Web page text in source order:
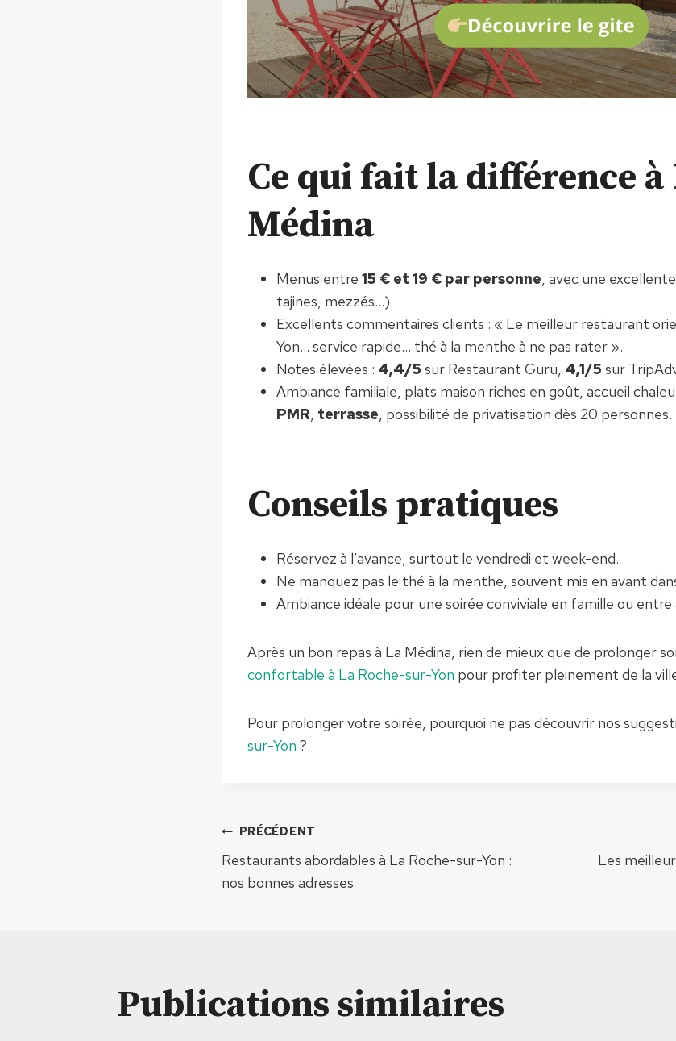
Ce qui fait la différence à
Médina
Menus entre 15 € et 19 € par personne, avec une
tajines, mezzés…).
Excellents commentaires clients : « Le meilleur restaurant
Yon… service rapide… thé à la menthe à ne pas rater ».
Notes élevées : 4,4/5 sur Restaurant Guru, 4,1/5 sur
Ambiance familiale, plats maison riches en goût, accueil
PMR, terrasse, possibilité de privatisation dès 20 personnes.
Conseils pratiques
Réservez à l’avance, surtout le vendredi et week-end.
Ne manquez pas le thé à la menthe, souvent mis en avant
Ambiance idéale pour une soirée conviviale en famille ou entre
Après un bon repas à La Médina, rien de mieux que de prolonger
confortable à La Roche-sur-Yon pour profiter pleinement de la
Pour prolonger votre soirée, pourquoi ne pas découvrir nos
sur-Yon ?
Navigation
de
PRÉCÉDENT
Restaurants abordables à La Roche-sur-Yon :
nos bonnes adresses
Les
Publications similaires